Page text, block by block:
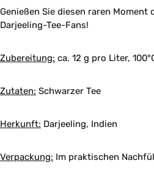
Genießen Sie diesen raren Moment
Darjeeling-Tee-Fans!
Zubereitung: ca. 12 g pro Liter,
Zutaten: Schwarzer Tee
Herkunft: Darjeeling, Indien
Verpackung: Im praktischen